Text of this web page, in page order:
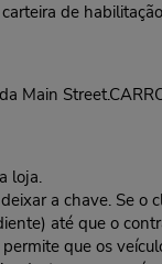
de
Main
loja.
a chave. Se
até que o
que os